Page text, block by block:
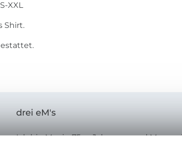
XXL
Shirt.
drei eM's
Ich bin Manja, 75 er Jahrgang und Mama